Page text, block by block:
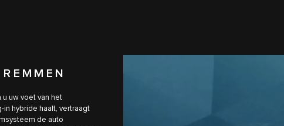
u uw voet van het
hybride haalt, vertraagt
de auto